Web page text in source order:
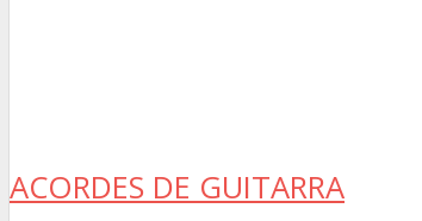
ACORDES DE GUITARRA